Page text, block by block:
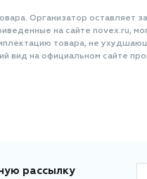
Организатор
на сайте novex.ru,
товара, не
вид на официальном сайте
рассылку